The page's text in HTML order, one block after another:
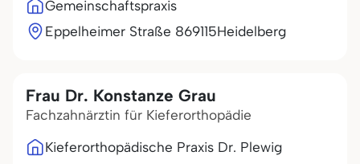
Gemeinschaftspraxis
Eppelheimer Straße 869115Heidelberg
Frau Dr. Konstanze Grau
Fachzahnärztin für Kieferorthopädie
Kieferorthopädische Praxis Dr. Plewig